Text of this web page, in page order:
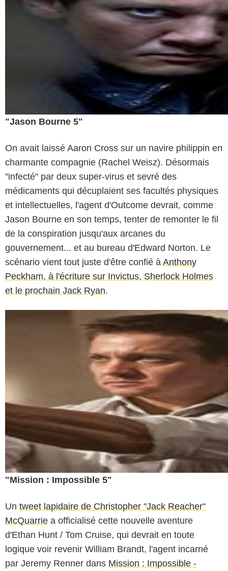
"Jason Bourne 5"
On avait laissé Aaron Cross sur un navire philippin en
charmante compagnie (Rachel Weisz). Désormais
"infecté" par deux super-virus et sevré des
médicaments qui décuplaient ses facultés physiques
et intellectuelles, l'agent d'Outcome devrait, comme
Jason Bourne en son temps, tenter de remonter le fil
de la conspiration jusqu'aux arcanes du
gouvernement... et au bureau d'Edward Norton. Le
scénario vient tout juste d'être confié à Anthony
Peckham, à l'écriture sur Invictus, Sherlock Holmes
et le prochain Jack Ryan.
"Mission : Impossible 5"
Un tweet lapidaire de Christopher "Jack Reacher"
McQuarrie a officialisé cette nouvelle aventure
d'Ethan Hunt / Tom Cruise, qui devrait en toute
logique voir revenir William Brandt, l'agent incarné
par Jeremy Renner dans Mission : Impossible -